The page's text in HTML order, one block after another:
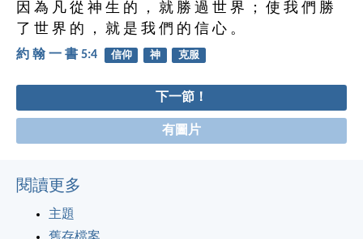
因 為 凡 從 神 生 的 ， 就 勝 過 世 界 ； 使 我 們 勝
了 世 界 的 ， 就 是 我 們 的 信 心 。
約 翰 一 書 5:4 信仰 神 克服
下一節！
有圖片
閱讀更多
主題